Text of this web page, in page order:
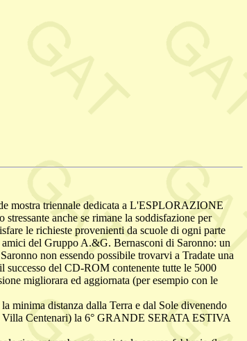
mostra triennale dedicata a L'ESPLORAZIONE
anche se rimane la soddisfazione per
le richieste provenienti da scuole di ogni parte
del Gruppo A.&G. Bernasconi di Saronno: un
non essendo possibile trovarvi a Tradate una
successo del CD-ROM contenente tutte le 5000
migliorara ed aggiornata (per esempio con le
minima distanza dalla Terra e dal Sole divenendo
Villa Centenari) la 6° GRANDE SERATA ESTIVA